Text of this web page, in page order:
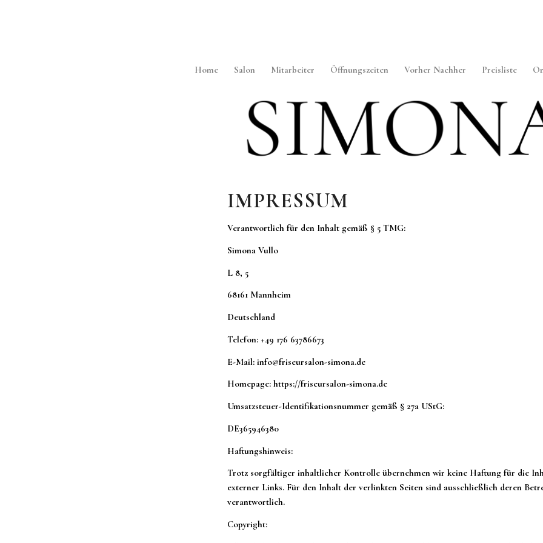
Home Salon Mitarbeiter Öffnungszeiten Vorher Nachher Preisliste
IMPRESSUM
Verantwortlich für den Inhalt gemäß § 5 TMG:
Simona Vullo
L 8, 5
68161 Mannheim
Deutschland
Telefon: +49 176 63786673
E-Mail: info@friseursalon-simona.de
Homepage: https://friseursalon-simona.de
Umsatzsteuer-Identifikationsnummer gemäß § 27a UStG:
DE365946380
Haftungshinweis:
Trotz sorgfältiger inhaltlicher Kontrolle übernehmen wir keine Haftung für die
externer Links. Für den Inhalt der verlinkten Seiten sind ausschließlich deren
verantwortlich.
Copyright: